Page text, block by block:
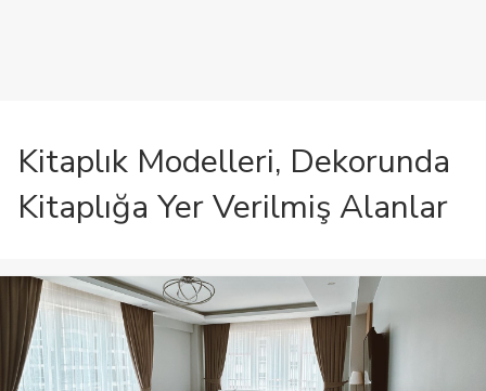
Kitaplık Modelleri, Dekorunda
Kitaplığa Yer Verilmiş Alanlar